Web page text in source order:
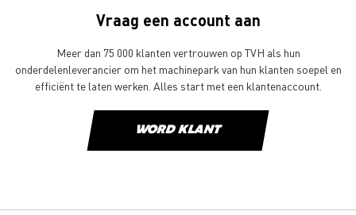
Vraag een account aan
Meer dan 75 000 klanten vertrouwen op TVH als hun
onderdelenleverancier om het machinepark van hun klanten soepel en
efficiënt te laten werken. Alles start met een klantenaccount.
WORD KLANT